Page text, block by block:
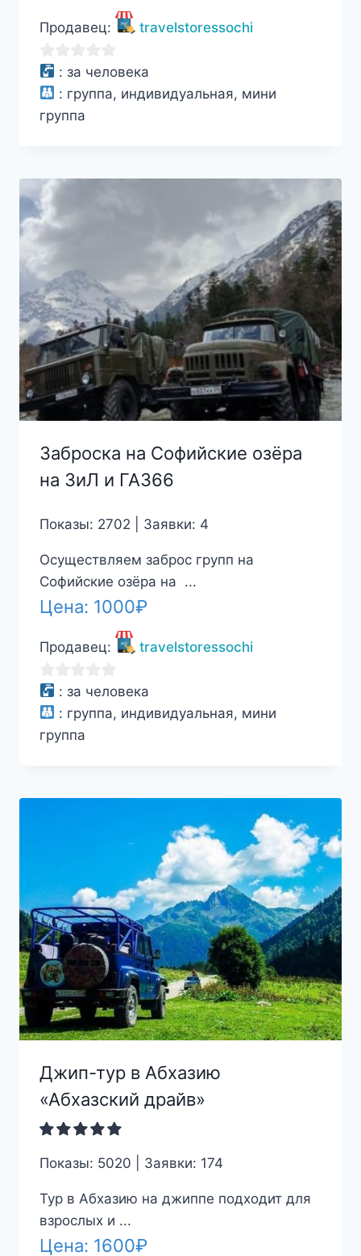
Продавец: travelstoressochi
0
из
5
: за человека
: группа, индивидуальная, мини
группа
Заброска на Софийские озёра
на ЗиЛ и ГАЗ66
Показы: 2702 | Заявки: 4
Осуществляем заброс групп на
Софийские озёра на ...
Цена: 1000₽
Продавец: travelstoressochi
0
из
5
: за человека
: группа, индивидуальная, мини
группа
Джип-тур в Абхазию
«Абхазский драйв»
Показы: 5020 | Заявки: 174
Тур в Абхазию на джиппе подходит для
взрослых и ...
Цена: 1600₽